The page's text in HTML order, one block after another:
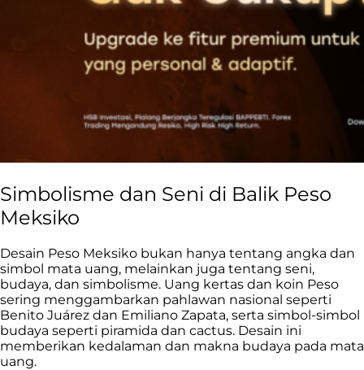
Simbolisme dan Seni di Balik Peso
Meksiko
Desain Peso Meksiko bukan hanya tentang angka dan
simbol mata uang, melainkan juga tentang seni,
budaya, dan simbolisme. Uang kertas dan koin Peso
sering menggambarkan pahlawan nasional seperti
Benito Juárez dan Emiliano Zapata, serta simbol-simbol
budaya seperti piramida dan cactus. Desain ini
memberikan kedalaman dan makna budaya pada mata
uang.